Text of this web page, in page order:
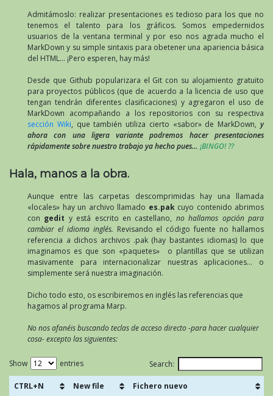
Admitámoslo: realizar presentaciones es tedioso para los que no
tenemos el talento para los gráficos. Somos empedernidos
usuarios de la ventana terminal y por eso nos agrada mucho el
MarkDown y su simple sintaxis para obetener una apariencia básica
del HTML… ¡Pero esperen, hay más!
Desde que Github popularizara el Git con su alojamiento gratuito
para proyectos públicos (que de acuerdo a la licencia de uso que
tengan tendrán diferentes clasificaciones) y agregaron el uso de
MarkDown acompañando a los repositorios con su respectiva
sección Wiki, que también utiliza cierto «sabor» de MarkDown,y
ahora con una ligera variante podremos hacer presentaciones
rápidamente sobre nuestro trabajo ya hecho pues… ¡BINGO! ??
Hala, manos a la obra.
Aunque entre las carpetas descomprimidas hay una llamada
«locales» hay un archivo llamado es.pakcuyo contenido abrimos
con gedit y está escrito en castellano, no hallamos opción para
cambiar el idioma inglés. Revisando el código fuente no hallamos
referencia a dichos archivos .pak (hay bastantes idiomas) lo que
imaginamos es que son «paquetes» o plantillas que se utilizan
masivamente para internacionalizar nuestras aplicaciones… o
simplemente será nuestra imaginación.
Dicho todo esto, os escribiremos en inglés las referencias que
hagamos al programa Marp.
No nos afanéis buscando teclas de acceso directo -para hacer cualquier
cosa- excepto las siguientes:
Show entries Search:
CTRL+N New file
Fichero nuevo